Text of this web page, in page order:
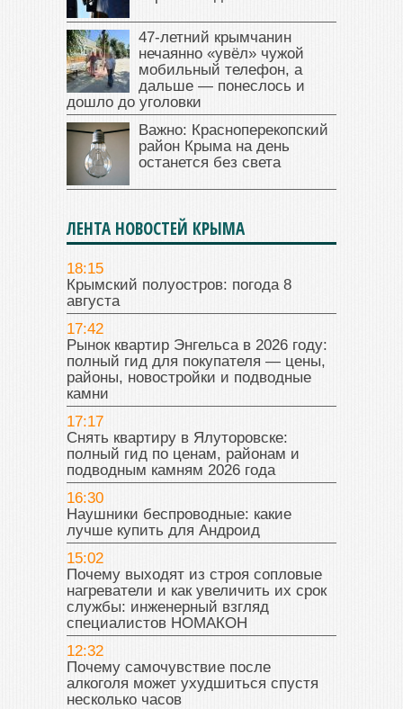
47‑летний крымчанин
нечаянно «увёл» чужой
мобильный телефон, а
дальше — понеслось и
дошло до уголовки
Важно: Красноперекопский
район Крыма на день
останется без света
ЛЕНТА НОВОСТЕЙ КРЫМА
18:15
Крымский полуостров: погода 8
августа
17:42
Рынок квартир Энгельса в 2026 году:
полный гид для покупателя — цены,
районы, новостройки и подводные
камни
17:17
Снять квартиру в Ялуторовске:
полный гид по ценам, районам и
подводным камням 2026 года
16:30
Наушники беспроводные: какие
лучше купить для Андроид
15:02
Почему выходят из строя сопловые
нагреватели и как увеличить их срок
службы: инженерный взгляд
специалистов НОМАКОН
12:32
Почему самочувствие после
алкоголя может ухудшиться спустя
несколько часов